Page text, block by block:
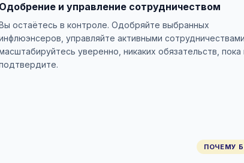
Одобрение и управление сотрудничеством
остаётесь в контроле. Одобряйте выбранных
управляйте активными
уверенно, никаких обязательств, пока
ПОЧЕМУ